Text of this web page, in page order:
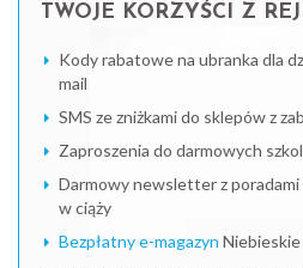
TWOJE KORZYŚCI Z
Kody rabatowe na ubranka dla
mail
SMS ze zniżkami do sklepów z
Zaproszenia do darmowych
Darmowy newsletter z poradami
w ciąży
Bezpłatny e-magazyn Niebieskie